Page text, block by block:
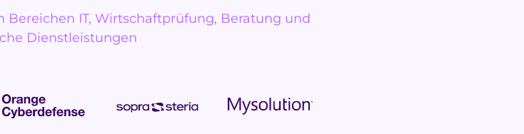
Bereichen IT, Wirtschaftprüfung, Beratung und
Dienstleistungen